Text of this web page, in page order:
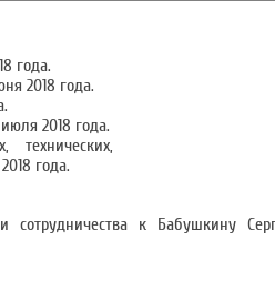
года.
2018 года.
2018 года.
года.
сотрудничества к Бабушкину